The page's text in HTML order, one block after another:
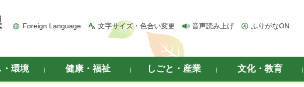
Foreign Language 文字サイズ・色合い変更 音声読み上げ ふりがなON
・環境 健康・福祉 しごと・産業 文化・教育